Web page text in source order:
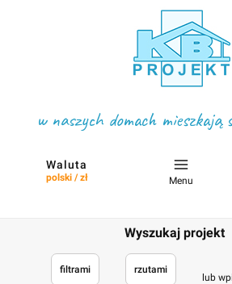
w naszych domach mieszkają
Waluta
polski / zł Menu
Wyszukaj projekt
filtrami rzutami
lub